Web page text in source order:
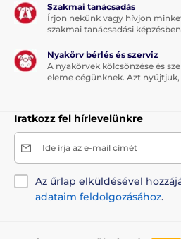
Szakmai tanácsadás
Írjon nekünk vagy hívjon
szakmai tanácsadási
Nyakörv bérlés és szerviz
A nyakörvek kölcsönzése és
eleme cégünknek. Azt nyújtjuk,
Iratkozz fel hírlevelünkre
Ide írja az e-mail címét
Az űrlap elküldésével
adataim feldolgozásához.